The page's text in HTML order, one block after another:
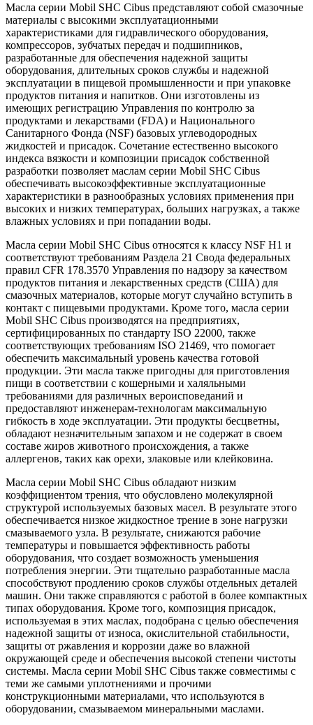
Масла серии Mobil SHC Cibus представляют собой смазочные
материалы с высокими эксплуатационными
характеристиками для гидравлического оборудования,
компрессоров, зубчатых передач и подшипников,
разработанные для обеспечения надежной защиты
оборудования, длительных сроков службы и надежной
эксплуатации в пищевой промышленности и при упаковке
продуктов питания и напитков. Они изготовлены из
имеющих регистрацию Управления по контролю за
продуктами и лекарствами (FDA) и Национального
Санитарного Фонда (NSF) базовых углеводородных
жидкостей и присадок. Сочетание естественно высокого
индекса вязкости и композиции присадок собственной
разработки позволяет маслам серии Mobil SHC Cibus
обеспечивать высокоэффективные эксплуатационные
характеристики в разнообразных условиях применения при
высоких и низких температурах, больших нагрузках, а также
влажных условиях и при попадании воды.
Масла серии Mobil SHC Cibus относятся к классу NSF H1 и
соответствуют требованиям Раздела 21 Свода федеральных
правил CFR 178.3570 Управления по надзору за качеством
продуктов питания и лекарственных средств (США) для
смазочных материалов, которые могут случайно вступить в
контакт с пищевыми продуктами. Кроме того, масла серии
Mobil SHC Cibus производятся на предприятиях,
сертифицированных по стандарту ISO 22000, также
соответствующих требованиям ISO 21469, что помогает
обеспечить максимальный уровень качества готовой
продукции. Эти масла также пригодны для приготовления
пищи в соответствии с кошерными и халяльными
требованиями для различных вероисповеданий и
предоставляют инженерам-технологам максимальную
гибкость в ходе эксплуатации. Эти продукты бесцветны,
обладают незначительным запахом и не содержат в своем
составе жиров животного происхождения, а также
аллергенов, таких как орехи, злаковые или клейковина.
Масла серии Mobil SHC Cibus обладают низким
коэффициентом трения, что обусловлено молекулярной
структурой используемых базовых масел. В результате этого
обеспечивается низкое жидкостное трение в зоне нагрузки
смазываемого узла. В результате, снижаются рабочие
температуры и повышается эффективность работы
оборудования, что создает возможность уменьшения
потребления энергии. Эти тщательно разработанные масла
способствуют продлению сроков службы отдельных деталей
машин. Они также справляются с работой в более компактных
типах оборудования. Кроме того, композиция присадок,
используемая в этих маслах, подобрана с целью обеспечения
надежной защиты от износа, окислительной стабильности,
защиты от ржавления и коррозии даже во влажной
окружающей среде и обеспечения высокой степени чистоты
системы. Масла серии Mobil SHC Cibus также совместимы с
теми же самыми уплотнениями и прочими
конструкционными материалами, что используются в
оборудовании, смазываемом минеральными маслами.